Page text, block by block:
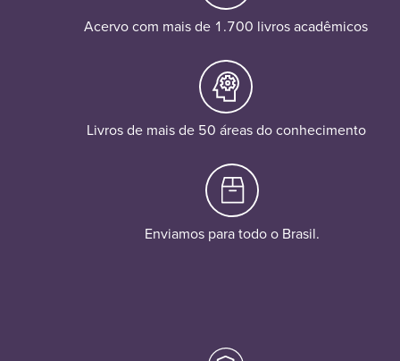
Acervo com mais de 1.700 livros acadêmicos
Livros de mais de 50 áreas do conhecimento
Enviamos para todo o Brasil.